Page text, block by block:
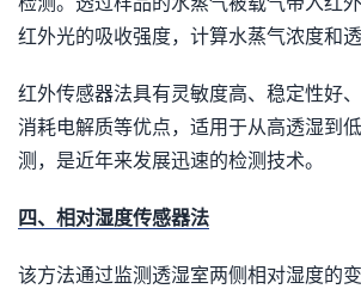
红外光的吸收强度，计算水蒸气浓度和透
红外传感器法具有灵敏度高、稳定性好
消耗电解质等优点，适用于从高透湿到
测，是近年来发展迅速的检测技术。
四、相对湿度传感器法
该方法通过监测透湿室两侧相对湿度的